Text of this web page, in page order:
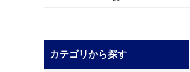
カテゴリから探す